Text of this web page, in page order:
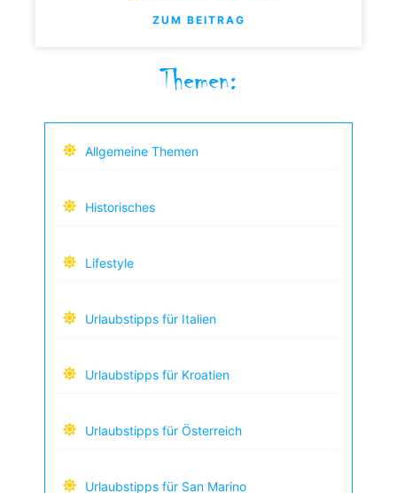
ZUM BEITRAG
Themen:
Allgemeine Themen
Historisches
Lifestyle
Urlaubstipps für Italien
Urlaubstipps für Kroatien
Urlaubstipps für Österreich
Urlaubstipps für San Marino